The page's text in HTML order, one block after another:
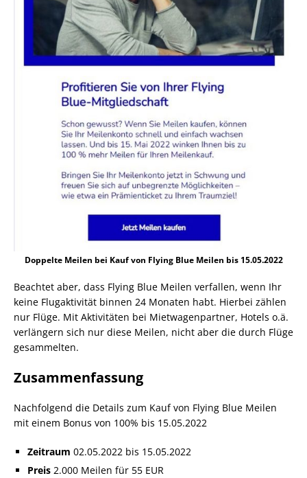
Doppelte Meilen bei Kauf von Flying Blue Meilen bis 15.05.2022
Beachtet aber, dass Flying Blue Meilen verfallen, wenn Ihr
keine Flugaktivität binnen 24 Monaten habt. Hierbei zählen
nur Flüge. Mit Aktivitäten bei Mietwagenpartner, Hotels o.ä.
verlängern sich nur diese Meilen, nicht aber die durch Flüge
gesammelten.
Zusammenfassung
Nachfolgend die Details zum Kauf von Flying Blue Meilen
mit einem Bonus von 100% bis 15.05.2022
Zeitraum 02.05.2022 bis 15.05.2022
Preis 2.000 Meilen für 55 EUR